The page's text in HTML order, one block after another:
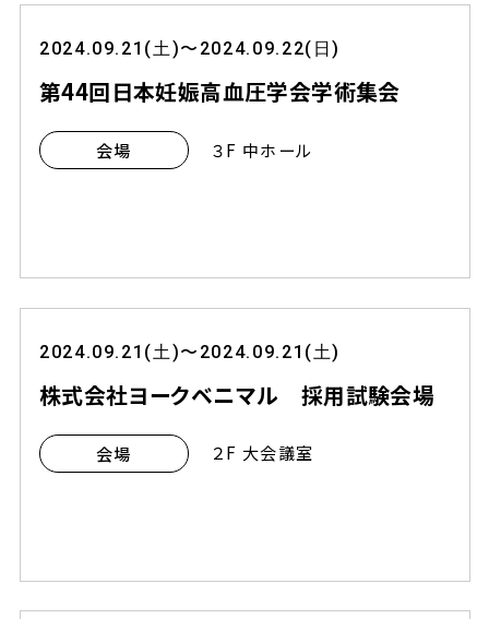
2024.09.21(土)〜2024.09.22(日)
第44回日本妊娠高血圧学会学術集会
会場 ３F 中ホール
2024.09.21(土)〜2024.09.21(土)
株式会社ヨークベニマル 採用試験会場
会場 ２F 大会議室